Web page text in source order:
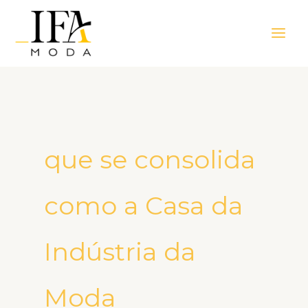
Menu
que se consolida
como a Casa da
Indústria da
Moda